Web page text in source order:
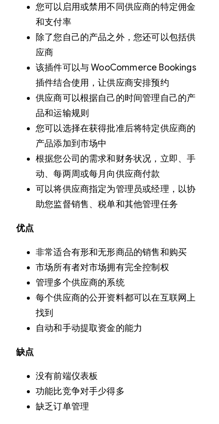
您可以启用或禁用不同供应商的特定佣金
和支付率
除了您自己的产品之外，您还可以包括供
应商
该插件可以与 WooCommerce Bookings
插件结合使用，让供应商安排预约
供应商可以根据自己的时间管理自己的产
品和运输规则
您可以选择在获得批准后将特定供应商的
产品添加到市场中
根据您公司的需求和财务状况，立即、手
动、每两周或每月向供应商付款
可以将供应商指定为管理员或经理，以协
助您监督销售、税单和其他管理任务
优点
非常适合有形和无形商品的销售和购买
市场所有者对市场拥有完全控制权
管理多个供应商的系统
每个供应商的公开资料都可以在互联网上
找到
自动和手动提取资金的能力
缺点
没有前端仪表板
功能比竞争对手少得多
缺乏订单管理